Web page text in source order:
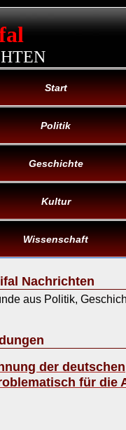
Start
Politik
Geschichte
Kultur
Wissenschaft
Nachrichten
aus Politik,
der deutschen
für die